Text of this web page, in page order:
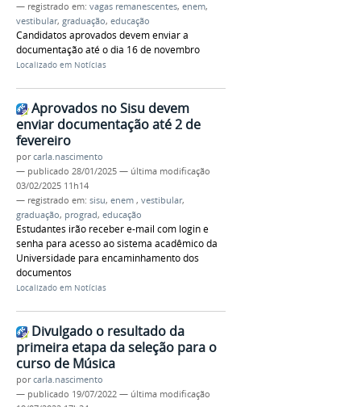
— registrado em: vagas remanescentes, enem,
vestibular, graduação, educação
Candidatos aprovados devem enviar a
documentação até o dia 16 de novembro
Localizado em Notícias
Aprovados no Sisu devem
enviar documentação até 2 de
fevereiro
porcarla.nascimento
— publicado 28/01/2025 — última modificação
03/02/2025 11h14
— registrado em: sisu, enem , vestibular,
graduação, prograd, educação
Estudantes irão receber e-mail com login e
senha para acesso ao sistema acadêmico da
Universidade para encaminhamento dos
documentos
Localizado em Notícias
Divulgado o resultado da
primeira etapa da seleção para o
curso de Música
porcarla.nascimento
— publicado 19/07/2022 — última modificação